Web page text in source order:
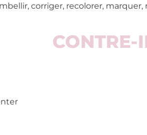
corriger, recolorer,
CONTRE-